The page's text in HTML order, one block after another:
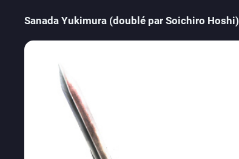
Sanada Yukimura (doublé par Soichiro Hoshi)